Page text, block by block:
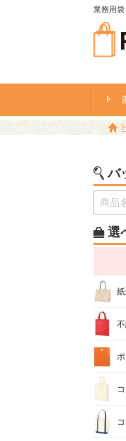
業務用袋
バ
選